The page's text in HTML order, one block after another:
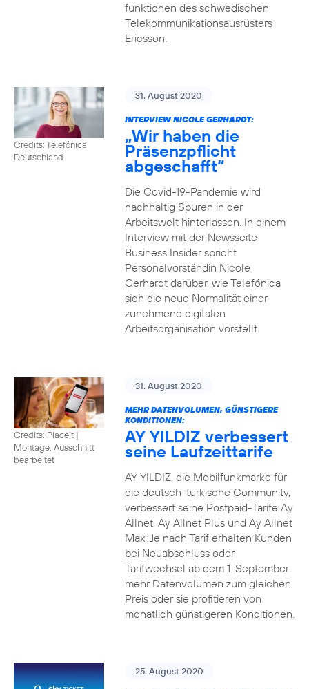
funktionen des schwedischen
Telekommunikationsausrüsters
Ericsson.
Credits: Telefónica
Deutschland
31. August 2020
INTERVIEW NICOLE GERHARDT:
„Wir haben die
Präsenzpflicht
abgeschafft“
Die Covid-19-Pandemie wird
nachhaltig Spuren in der
Arbeitswelt hinterlassen. In einem
Interview mit der Newsseite
Business Insider spricht
Personalvorständin Nicole
Gerhardt darüber, wie Telefónica
sich die neue Normalität einer
zunehmend digitalen
Arbeitsorganisation vorstellt.
Credits: Placeit |
Montage, Ausschnitt
bearbeitet
31. August 2020
MEHR DATENVOLUMEN, GÜNSTIGERE
KONDITIONEN:
AY YILDIZ verbessert
seine Laufzeittarife
AY YILDIZ, die Mobilfunkmarke für
die deutsch-türkische Community,
verbessert seine Postpaid-Tarife Ay
Allnet, Ay Allnet Plus und Ay Allnet
Max: Je nach Tarif erhalten Kunden
bei Neuabschluss oder
Tarifwechsel ab dem 1. September
mehr Datenvolumen zum gleichen
Preis oder sie profitieren von
monatlich günstigeren Konditionen.
25. August 2020